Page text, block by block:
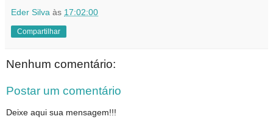
Eder Silva às 17:02:00
Compartilhar
Nenhum comentário:
Postar um comentário
Deixe aqui sua mensagem!!!